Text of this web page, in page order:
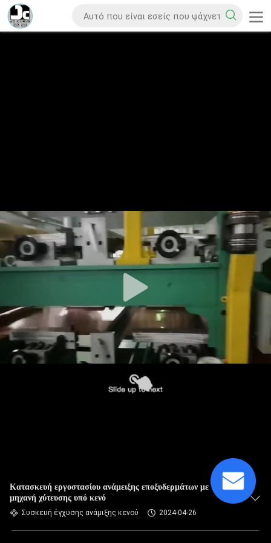
Κατασκευή εργοστασίου ανάμειξης εποξυδερμάτων με
μηχανή χύτευσης υπό κενό
Συσκευή έγχυσης ανάμιξης κενού 2024-04-26